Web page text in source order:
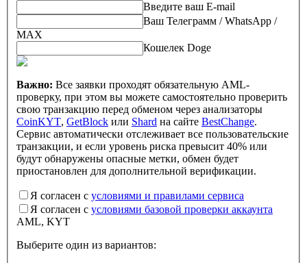
Введите ваш E-mail
Ваш Телеграмм / WhatsApp /
MAX
Кошелек Doge
Важно: Все заявки проходят обязательную AML-
проверку, при этом вы можете самостоятельно проверить
свою транзакцию перед обменом через анализаторы
CoinKYT, GetBlock или Shard на сайте BestChange.
Сервис автоматически отслеживает все пользовательские
транзакции, и если уровень риска превысит 40% или
будут обнаружены опасные метки, обмен будет
приостановлен для дополнительной верификации.
Я согласен с условиями и правилами сервиса
Я согласен с условиями базовой проверки аккаунта
AML, KYT
Выберите один из вариантов: